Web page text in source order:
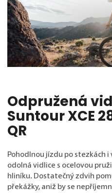
Odpružená
Suntour XCE
QR
Pohodlnou jízdu po stezkách
odolná vidlice s ocelovou
hliníku. Dostatečný zdvih
překážky, aniž by se